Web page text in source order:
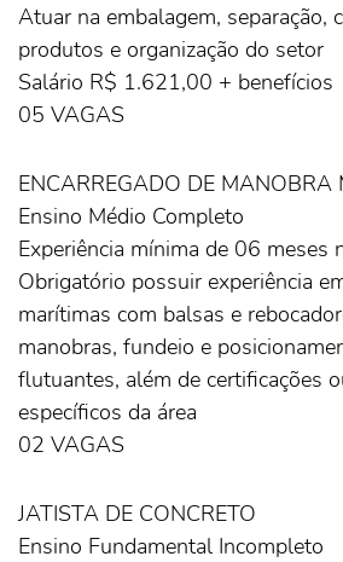
Atuar na embalagem, separação,
produtos e organização do setor
Salário R$ 1.621,00 + benefícios
05 VAGAS
ENCARREGADO DE MANOBRA
Ensino Médio Completo
Experiência mínima de 06 meses
Obrigatório possuir experiência
marítimas com balsas e
manobras, fundeio e
flutuantes, além de certificações
específicos da área
02 VAGAS
JATISTA DE CONCRETO
Ensino Fundamental Incompleto